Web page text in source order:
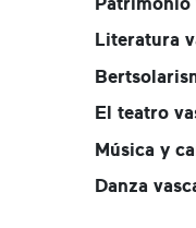
Literatura
El teatro
Música y
Danza